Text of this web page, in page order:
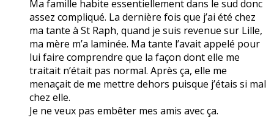
Ma famille habite essentiellement dans le sud donc
assez compliqué. La dernière fois que j’ai été chez
ma tante à St Raph, quand je suis revenue sur Lille,
ma mère m’a laminée. Ma tante l’avait appelé pour
lui faire comprendre que la façon dont elle me
traitait n’était pas normal. Après ça, elle me
menaçait de me mettre dehors puisque j’étais si mal
chez elle.
Je ne veux pas embêter mes amis avec ça.